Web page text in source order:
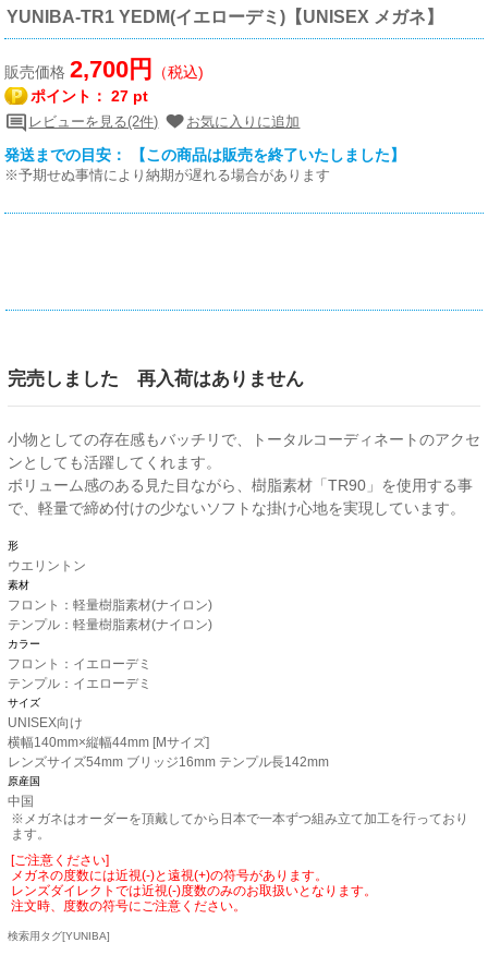
YUNIBA-TR1 YEDM(イエローデミ)【UNISEX メガネ】
販売価格2,700円
（税込)
ポイント：27 pt
レビューを見る(2件) お気に入りに追加
発送までの目安： 【この商品は販売を終了いたしました】
※予期せぬ事情により納期が遅れる場合があります
完売しました 再入荷はありません
小物としての存在感もバッチリで、トータルコーディネートのアクセ
ンとしても活躍してくれます。
ボリューム感のある見た目ながら、樹脂素材「TR90」を使用する事
で、軽量で締め付けの少ないソフトな掛け心地を実現しています。
形
ウエリントン
素材
フロント：軽量樹脂素材(ナイロン)
テンプル：軽量樹脂素材(ナイロン)
カラー
フロント：イエローデミ
テンプル：イエローデミ
サイズ
UNISEX向け
横幅140mm×縦幅44mm [Mサイズ]
レンズサイズ54mm ブリッジ16mm テンプル長142mm
原産国
中国
※メガネはオーダーを頂戴してから日本で一本ずつ組み立て加工を行っており
ます。
[ご注意ください]
メガネの度数には近視(-)と遠視(+)の符号があります。
レンズダイレクトでは近視(-)度数のみのお取扱いとなります。
注文時、度数の符号にご注意ください。
検索用タグ[YUNIBA]